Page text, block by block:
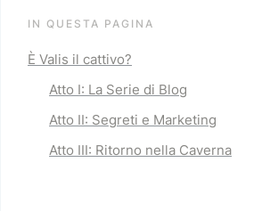
IN QUESTA PAGINA
È Valis il cattivo?
Atto I: La Serie di Blog
Atto II: Segreti e Marketing
Atto III: Ritorno nella Caverna